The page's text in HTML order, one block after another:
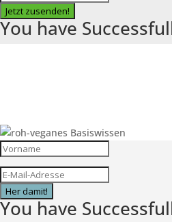
Jetzt zusenden!
You have
Her damit!
You have